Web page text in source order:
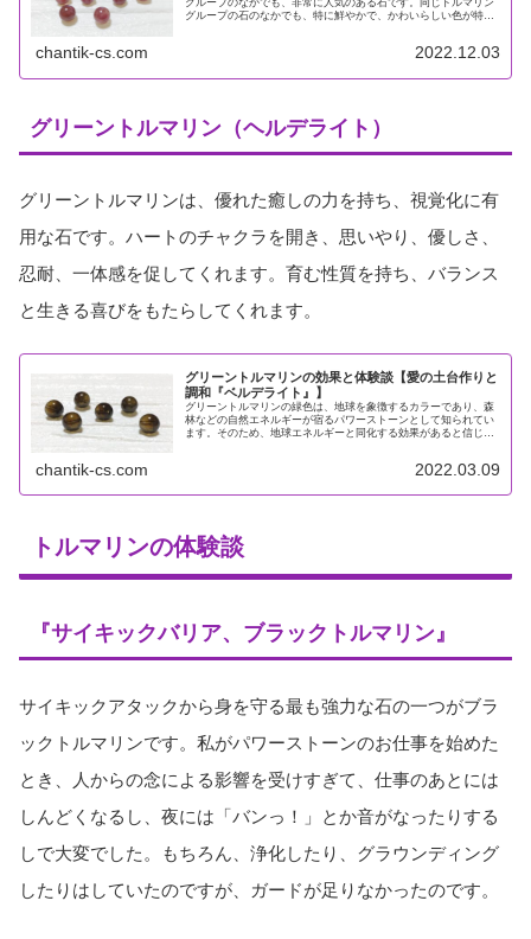
グループのなかでも、非常に人気のある石です。同じトルマリン
グループの石のなかでも、特に鮮やかで、かわいらしい色が特徴
chantik-cs.com 2022.12.03
グリーントルマリン（ヘルデライト）
グリーントルマリンは、優れた癒しの力を持ち、視覚化に有
用な石です。ハートのチャクラを開き、思いやり、優しさ、
忍耐、一体感を促してくれます。育む性質を持ち、バランス
と生きる喜びをもたらしてくれます。
グリーントルマリンの効果と体験談【愛の土台作りと
調和『ベルデライト』】
グリーントルマリンの緑色は、地球を象徴するカラーであり、森
林などの自然エネルギーが宿るパワーストーンとして知られてい
ます。そのため、地球エネルギーと同化する効果があると信じら
chantik-cs.com 2022.03.09
トルマリンの体験談
『サイキックバリア、ブラックトルマリン』
サイキックアタックから身を守る最も強力な石の一つがブラ
ックトルマリンです。私がパワーストーンのお仕事を始めた
とき、人からの念による影響を受けすぎて、仕事のあとには
しんどくなるし、夜には「バンっ！」とか音がなったりする
しで大変でした。もちろん、浄化したり、グラウンディング
したりはしていたのですが、ガードが足りなかったのです。